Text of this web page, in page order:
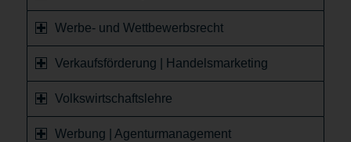
Werbe- und Wettbewerbsrecht
Verkaufsförderung | Handelsmarketing
Volkswirtschaftslehre
Werbung | Agenturmanagement